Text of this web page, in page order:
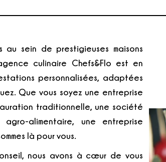
au sein de prestigieuses maisons
culinaire Chefs&Flo est en
personnalisées, adaptées
Que vous soyez une entreprise
traditionnelle, une société
alimentaire, une entreprise
là pour vous.
nous avons à cœur de vous